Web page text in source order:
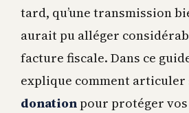
tard, qu’une transmission
aurait pu alléger
facture fiscale. Dans ce
explique comment articuler
donationpour protéger